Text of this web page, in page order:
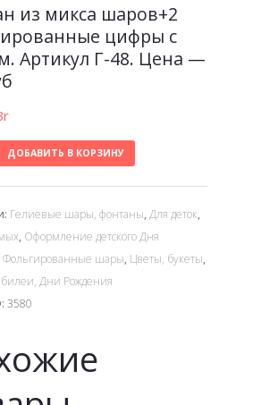
из микса шаров+2
цифры с
Артикул Г-48. Цена —
ДОБАВИТЬ В КОРЗИНУ
Гелиевые шары, фонтаны, Для деток,
, Оформление детского Дня
Фольгированные шары, Цветы, букеты,
Дни Рождения
3580